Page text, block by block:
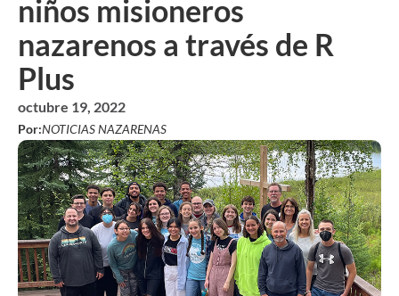
niños misioneros
nazarenos a través de R
Plus
octubre 19, 2022
Por:NOTICIAS NAZARENAS